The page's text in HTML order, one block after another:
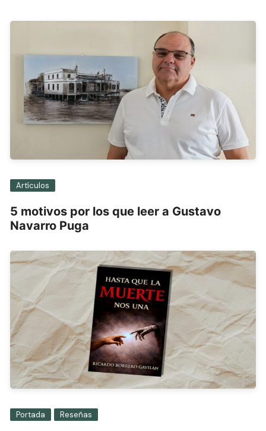
Artículos
5 motivos por los que leer a Gustavo
Navarro Puga
Portada Reseñas